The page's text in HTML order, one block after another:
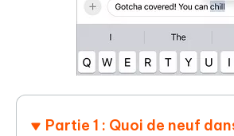
Partie 1 : Quoi de neuf